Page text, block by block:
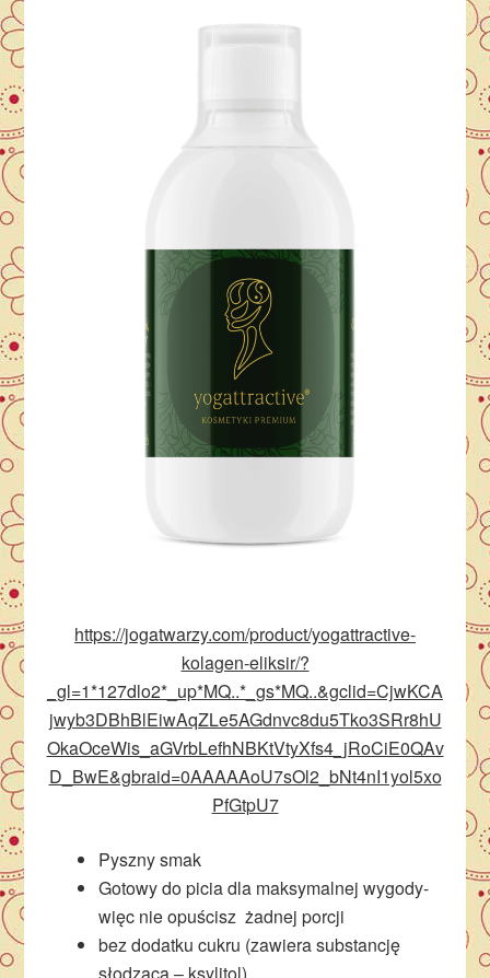
https://jogatwarzy.com/product/yogattractive-
kolagen-eliksir/?
_gl=1*127dlo2*_up*MQ..*_gs*MQ..&gclid=CjwKCA
jwyb3DBhBlEiwAqZLe5AGdnvc8du5Tko3SRr8hU
OkaOceWis_aGVrbLefhNBKtVtyXfs4_jRoCiE0QAv
D_BwE&gbraid=0AAAAAoU7sOl2_bNt4nI1yol5xo
PfGtpU7
Pyszny smak
Gotowy do picia dla maksymalnej wygody-
więc nie opuścisz żadnej porcji
bez dodatku cukru (zawiera substancję